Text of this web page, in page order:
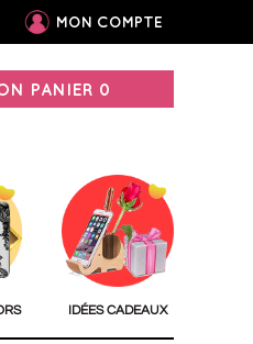
MON COMPTE
PANIER 0
IDÉES CADEAUX